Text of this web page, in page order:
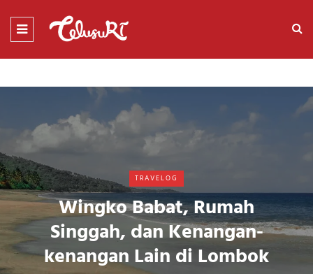
TRAVELOG
Wingko Babat, Rumah
Singgah, dan Kenangan-
kenangan Lain di Lombok